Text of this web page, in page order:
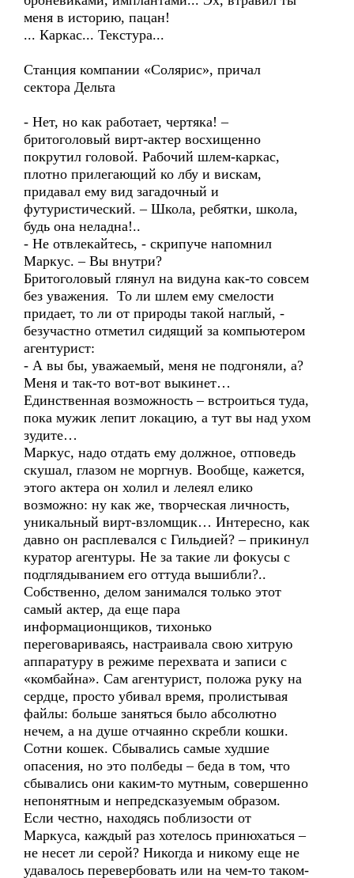
меня в историю, пацан!
... Каркас... Текстура...
Станция компании «Солярис», причал
сектора Дельта
- Нет, но как работает, чертяка! –
бритоголовый вирт-актер восхищенно
покрутил головой. Рабочий шлем-каркас,
плотно прилегающий ко лбу и вискам,
придавал ему вид загадочный и
футуристический. – Школа, ребятки, школа,
будь она неладна!..
- Не отвлекайтесь, - скрипуче напомнил
Маркус. – Вы внутри?
Бритоголовый глянул на видуна как-то совсем
без уважения. То ли шлем ему смелости
придает, то ли от природы такой наглый, -
безучастно отметил сидящий за компьютером
агентурист:
- А вы бы, уважаемый, меня не подгоняли, а?
Меня и так-то вот-вот выкинет…
Единственная возможность – встроиться туда,
пока мужик лепит локацию, а тут вы над ухом
зудите…
Маркус, надо отдать ему должное, отповедь
скушал, глазом не моргнув. Вообще, кажется,
этого актера он холил и лелеял елико
возможно: ну как же, творческая личность,
уникальный вирт-взломщик… Интересно, как
давно он расплевался с Гильдией? – прикинул
куратор агентуры. Не за такие ли фокусы с
подглядыванием его оттуда вышибли?..
Собственно, делом занимался только этот
самый актер, да еще пара
информационщиков, тихонько
переговариваясь, настраивала свою хитрую
аппаратуру в режиме перехвата и записи с
«комбайна». Сам агентурист, положа руку на
сердце, просто убивал время, пролистывая
файлы: больше заняться было абсолютно
нечем, а на душе отчаянно скребли кошки.
Сотни кошек. Сбывались самые худшие
опасения, но это полбеды – беда в том, что
сбывались они каким-то мутным, совершенно
непонятным и непредсказуемым образом.
Если честно, находясь поблизости от
Маркуса, каждый раз хотелось принюхаться –
не несет ли серой? Никогда и никому еще не
удавалось перевербовать или на чем-то таком-